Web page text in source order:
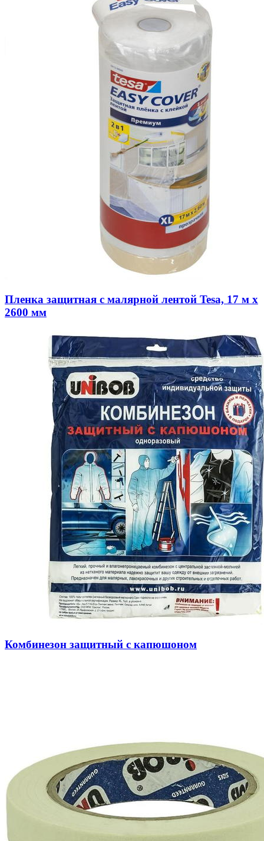
Пленка защитная с малярной лентой Tesa, 17 м х
2600 мм
Комбинезон защитный с капюшоном